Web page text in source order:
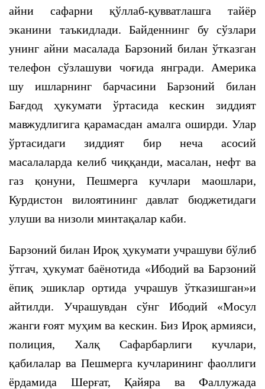
айни сафарни қўллаб-қувватлашга тайёр
эканини таъкидлади. Байденнинг бу сўзлари
унинг айни масалада Барзоний билан ўтказган
телефон сўзлашуви чоғида янгради. Америка
шу ишларнинг барчасини Барзоний билан
Бағдод ҳукумати ўртасида кескин зиддият
мавжудлигига қарамасдан амалга оширди. Улар
ўртасидаги зиддият бир неча асосий
масалаларда келиб чиққанди, масалан, нефт ва
газ қонуни, Пешмерга кучлари маошлари,
Курдистон вилоятининг давлат бюджетидаги
улуши ва низоли минтақалар каби.
Барзоний билан Ироқ ҳукумати учрашуви бўлиб
ўтгач, ҳукумат баёнотида «Ибодий ва Барзоний
ёпиқ эшиклар ортида учрашув ўтказишган»и
айтилди. Учрашувдан сўнг Ибодий «Мосул
жанги ғоят муҳим ва кескин. Биз Ироқ армияси,
полиция, Халқ Сафарбарлиги кучлари,
қабилалар ва Пешмерга кучларининг фаоллиги
ёрдамида Шерғат, Қайяра ва Фаллужада